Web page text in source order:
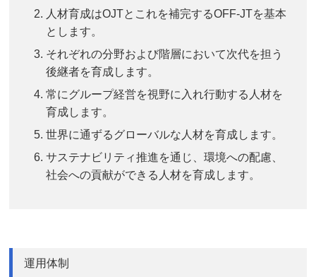
人材育成はOJTとこれを補完するOFF-JTを基本
とします。
それぞれの分野および階層において次代を担う
後継者を育成します。
常にグループ経営を視野に入れ行動する人材を
育成します。
世界に通ずるグローバルな人材を育成します。
サステナビリティ推進を通じ、環境への配慮、
社会への貢献ができる人材を育成します。
運用体制